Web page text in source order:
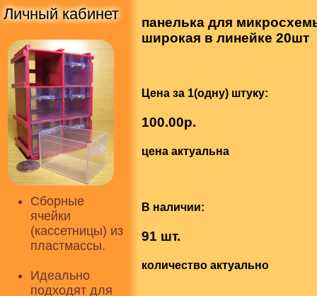
Личный кабинет
Сборные
ячейки
(кассетницы) из
пластмассы.
Идеально
подходят для
панелька для
широкая в линейке 20шт
Цена за 1(одну) штуку:
100.00р.
цена актуальна
В наличии:
91 шт.
количество актуально